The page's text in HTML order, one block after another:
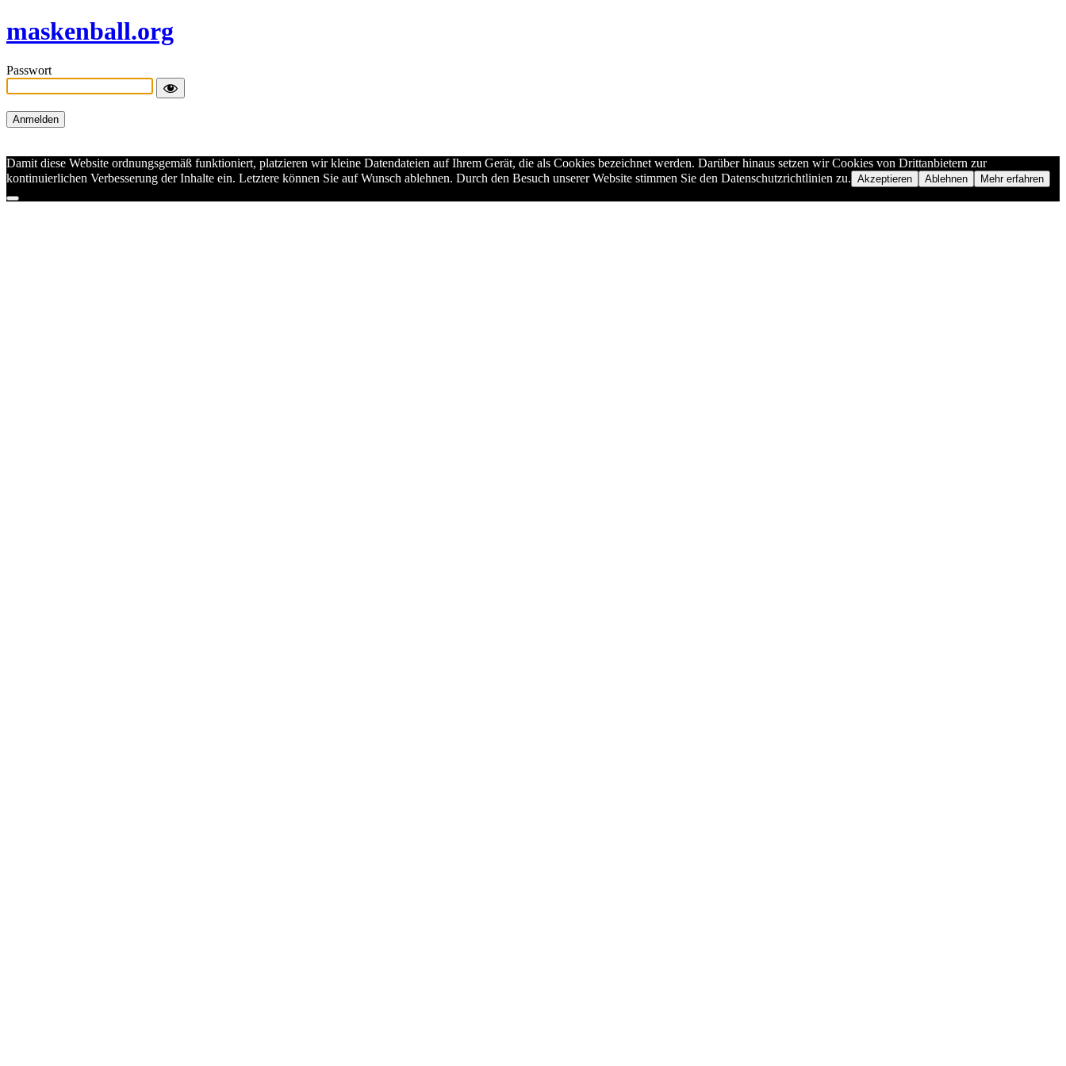
maskenball.org
Passwort
Damit diese Website ordnungsgemäß funktioniert, platzieren wir kleine Datendateien auf Ihrem Gerät, die als Cookies bezeichnet werden. Darüber hinaus setzen wir Cookies von Drittanbietern zur
kontinuierlichen Verbesserung der Inhalte ein. Letztere können Sie auf Wunsch ablehnen. Durch den Besuch unserer Website stimmen Sie den Datenschutzrichtlinien zu. Akzeptieren Ablehnen Mehr erfahren